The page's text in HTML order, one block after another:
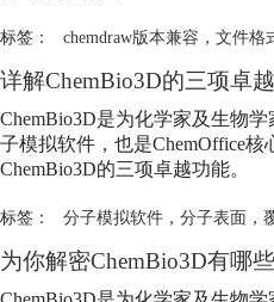
标签： chemdraw版本兼容 ， 文件格
详解ChemBio3D的三项卓
ChemBio3D是为化学家及生物
子模拟软件 ，也是ChemOffice
ChemBio3D的三项卓越功能。
标签： 分子模拟软件， 分子表面，
为你解密ChemBio3D有哪